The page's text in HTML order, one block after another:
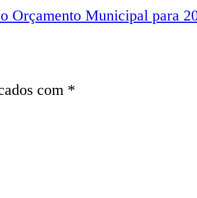
Orçamento Municipal para
com *